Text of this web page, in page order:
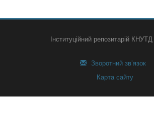
Інституційний репозитарій
Зворотний зв’язок
Карта сайту